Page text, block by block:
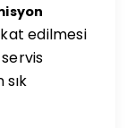
edilmesi